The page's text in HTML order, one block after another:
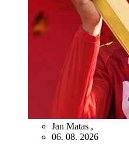
Jan Matas ,
06. 08. 2026